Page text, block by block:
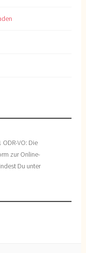
VO: Die
zur Online-
Du unter